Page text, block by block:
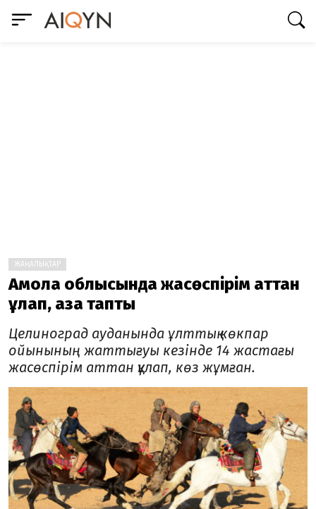
ЖАҢАЛЫҚТАР
Ақмола облысында жасөспірім аттан
құлап, қаза тапты
Целиноград ауданында ұлттық көкпар
ойынының жаттығуы кезінде 14 жастағы
жасөспірім аттан құлап, көз жұмған.